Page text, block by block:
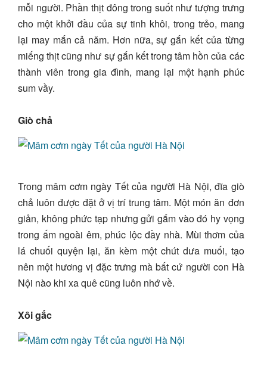
mỗi người. Phần thịt đông trong suốt như tượng trưng
cho một khởi đầu của sự tinh khôi, trong trẻo, mang
lại may mắn cả năm. Hơn nữa, sự gắn kết của từng
miếng thịt cũng như sự gắn kết trong tâm hồn của các
thành viên trong gia đình, mang lại một hạnh phúc
sum vầy.
Giò chả
Trong mâm cơm ngày Tết của người Hà Nội, đĩa giò
chả luôn được đặt ở vị trí trung tâm. Một món ăn đơn
giản, không phức tạp nhưng gửi gắm vào đó hy vọng
trong ấm ngoài êm, phúc lộc đầy nhà. Mùi thơm của
lá chuối quyện lại, ăn kèm một chút dưa muối, tạo
nên một hương vị đặc trưng mà bất cứ người con Hà
Nội nào khi xa quê cũng luôn nhớ về.
Xôi gấc